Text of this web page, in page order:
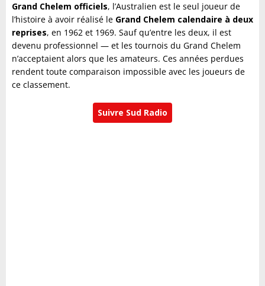
Grand Chelem officiels, l’Australien est le seul joueur de
l’histoire à avoir réalisé le Grand Chelem calendaire à deux
reprises, en 1962 et 1969. Sauf qu’entre les deux, il est
devenu professionnel — et les tournois du Grand Chelem
n’acceptaient alors que les amateurs. Ces années perdues
rendent toute comparaison impossible avec les joueurs de
ce classement.
Suivre Sud Radio